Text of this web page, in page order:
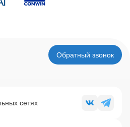
Обратный звонок
сетях